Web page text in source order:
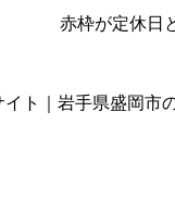
赤枠が定休日
ト｜岩手県盛岡市